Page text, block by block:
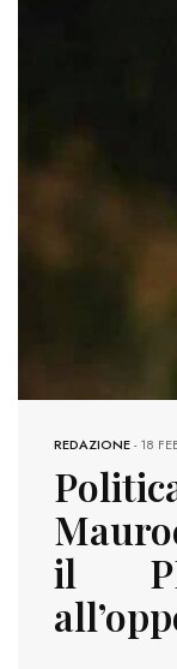
REDAZIONE-18
il